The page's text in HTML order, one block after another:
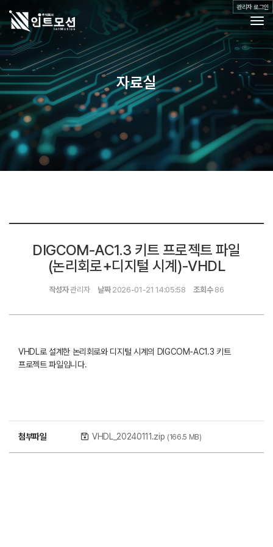
제품소개
공지사항
자료실
Q&A
자료실
DIGCOM-AC1.3 키트 프로젝트 파일
(논리회로+디지털 시계)-VHDL
작성자관리자 날짜2026-01-21 14:05:58 조회수86
VHDL로 설계한 논리회로와 디지털 시계의 DIGCOM-AC1.3 키트
프로젝트 파일입니다.
첨부파일 VHDL_20240111.zip (166.5 MB)
관리자 로그인